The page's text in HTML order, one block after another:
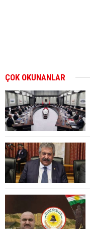
ÇOK OKUNANLAR